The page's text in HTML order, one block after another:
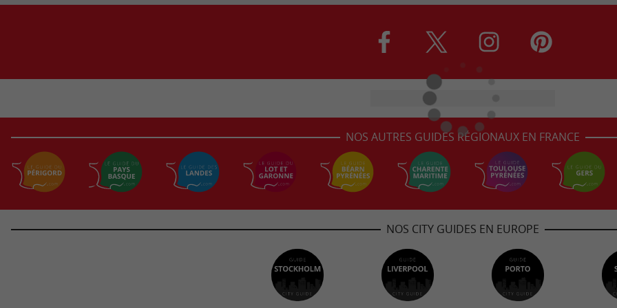
NOS AUTRES GUIDES RÉGIONAUX EN FRANCE
NOS CITY GUIDES EN EUROPE